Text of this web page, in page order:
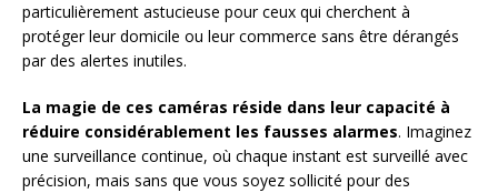
particulièrement astucieuse pour ceux qui cherchent à
protéger leur domicile ou leur commerce sans être dérangés
par des alertes inutiles.
La magie de ces caméras réside dans leur capacité à
réduire considérablement les fausses alarmes. Imaginez
une surveillance continue, où chaque instant est surveillé avec
précision, mais sans que vous soyez sollicité pour des